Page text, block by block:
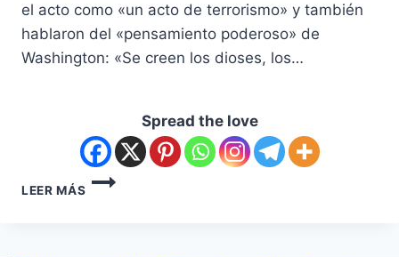
el acto como «un acto de terrorismo» y también
hablaron del «pensamiento poderoso» de
Washington: «Se creen los dioses, los…
Spread the love
LEER MÁS